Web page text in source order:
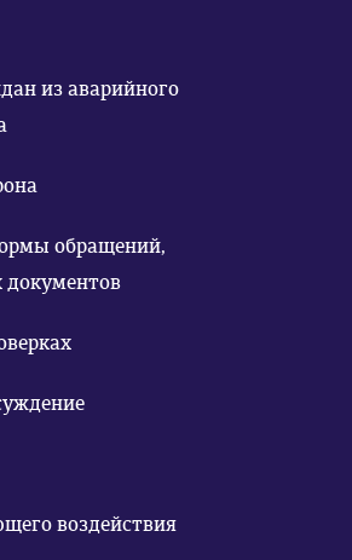
из аварийного
обращений,
документов
воздействия